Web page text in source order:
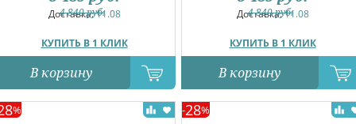
Доставка:11.08
КУПИТЬ В 1 КЛИК
4 840руб.
В корзину
Доставка:11.08
КУПИТЬ В 1 КЛИК
4 840руб.
В корзину
% -28%